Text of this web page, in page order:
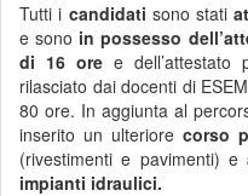
Tutti i candidati sono stati
e sono in possesso
di 16 oree
rilasciato dai docenti di
80 ore. In aggiunta al
inserito un ulteriore corso
(rivestimenti e pavimenti) e
impianti idraulici.